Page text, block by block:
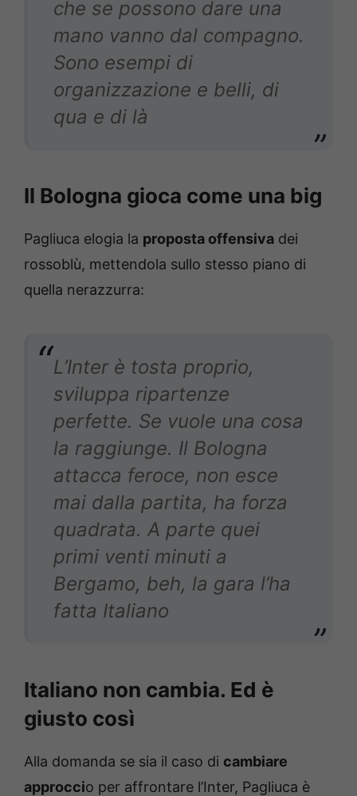
che se possono dare una
mano vanno dal compagno.
Sono esempi di
organizzazione e belli, di
qua e di là
Il Bologna gioca come una big
Pagliuca elogia la proposta offensiva dei
rossoblù, mettendola sullo stesso piano di
quella nerazzurra:
L’Inter è tosta proprio,
sviluppa ripartenze
perfette. Se vuole una cosa
la raggiunge. Il Bologna
attacca feroce, non esce
mai dalla partita, ha forza
quadrata. A parte quei
primi venti minuti a
Bergamo, beh, la gara l’ha
fatta Italiano
Italiano non cambia. Ed è
giusto così
Alla domanda se sia il caso di cambiare
approccio per affrontare l’Inter, Pagliuca è